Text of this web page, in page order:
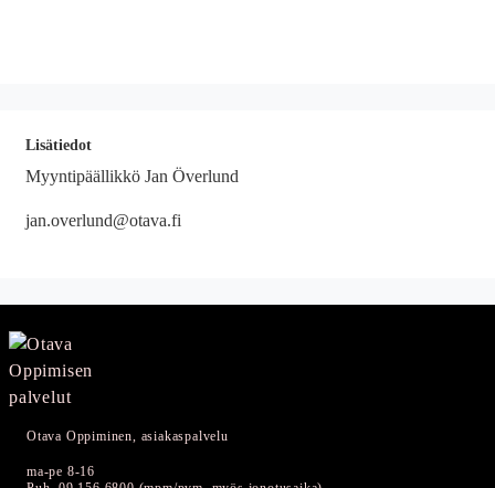
Lisätiedot
Myyntipäällikkö Jan Överlund
jan.overlund@otava.fi
Otava Oppiminen, asiakaspalvelu
ma-pe 8-16